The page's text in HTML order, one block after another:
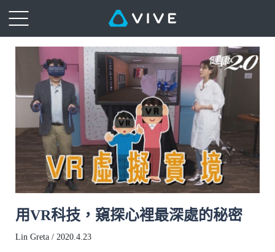
用VR科技，窺探心裡最深處的秘密
Lin Greta / 2020.4.23